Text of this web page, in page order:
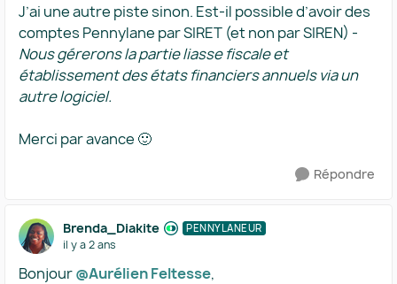
J’ai une autre piste sinon. Est-il possible d’avoir des
comptes Pennylane par SIRET (et non par SIREN) -
Nous gérerons la partie liasse fiscale et
établissement des états financiers annuels via un
autre logiciel.
Merci par avance 🙂
Répondre
Brenda_Diakite PENNYLANEUR
il y a 2 ans
Bonjour@Aurélien Feltesse,